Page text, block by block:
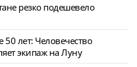
резко подешевело
50 лет: Человечество
экипаж на Луну